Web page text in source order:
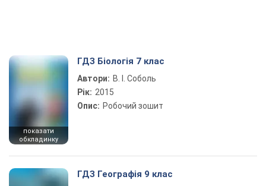
показати
обкладинку
ГДЗ Біологія 7 клас
Автори: В. І. Соболь
Рік: 2015
Опис: Робочий зошит
ГДЗ Географія 9 клас